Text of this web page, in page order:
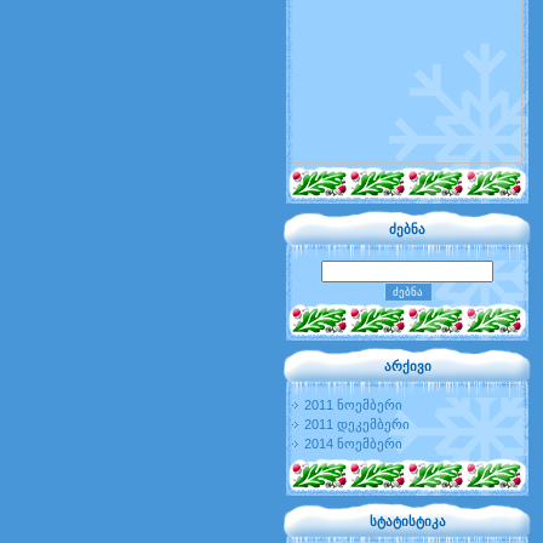
ძებნა
არქივი
2011 ნოემბერი
2011 დეკემბერი
2014 ნოემბერი
სტატისტიკა